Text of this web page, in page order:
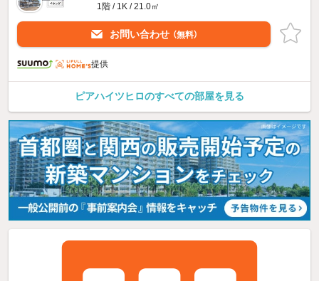
1階 / 1K / 21.0㎡
お問い合わせ （無料）
提供
ピアハイツヒロのすべての部屋を見る